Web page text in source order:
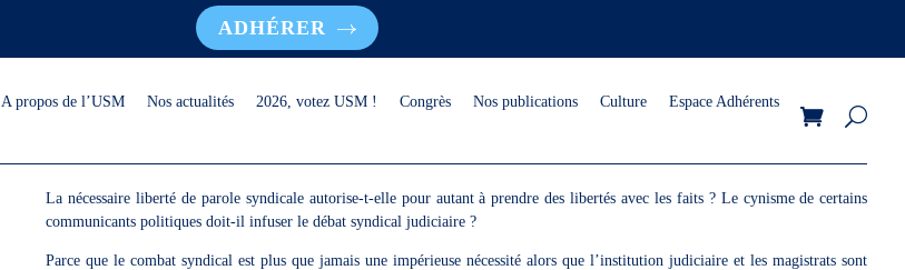
ADHÉRER
A propos de l’USM Nos actualités 2026, votez USM ! Congrès Nos publications Culture Espace Adhérents
La nécessaire liberté de parole syndicale autorise-t-elle pour autant à prendre des libertés avec les faits ? Le cynisme de certains
communicants politiques doit-il infuser le débat syndical judiciaire ?
Parce que le combat syndical est plus que jamais une impérieuse nécessité alors que l’institution judiciaire et les magistrats sont